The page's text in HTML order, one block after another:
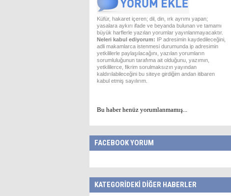
Küfür, hakaret içeren; dil, din, ırk ayrımı yapan;
yasalara aykırı ifade ve beyanda bulunan ve tamamı
büyük harflerle yazılan yorumlar yayınlanmayacaktır.
Neleri kabul ediyorum: IP adresimin kaydedileceğini,
adli makamlarca istenmesi durumunda ip adresimin
yetkililerle paylaşılacağını, yazılan yorumların
sorumluluğunun tarafıma ait olduğunu, yazımın,
yetkililerce, fikrim sorulmaksızın yayından
kaldırılabileceğini bu siteye girdiğim andan itibaren
kabul etmiş sayılırım.
Bu haber henüz yorumlanmamış...
FACEBOOK YORUM
KATEGORİDEKİ DİĞER HABERLER